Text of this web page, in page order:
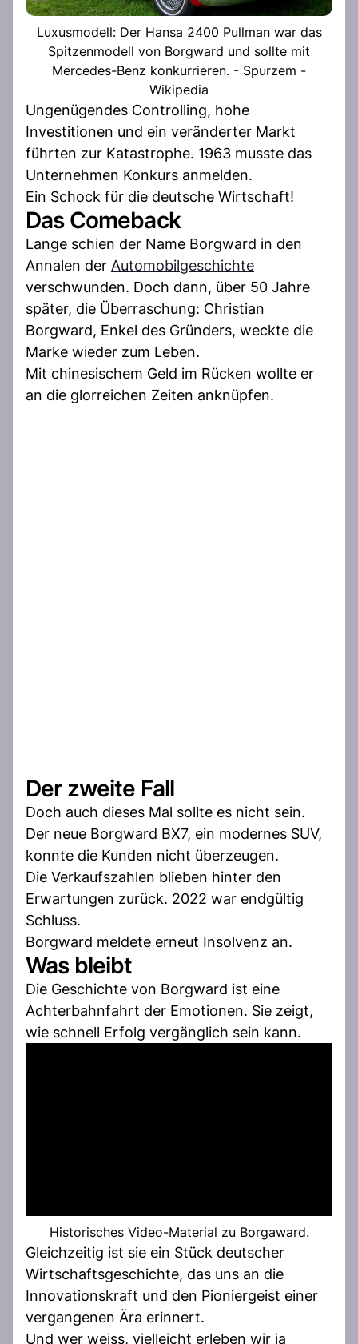
Luxusmodell: Der Hansa 2400 Pullman war das
Spitzenmodell von Borgward und sollte mit
Mercedes-Benz konkurrieren. - Spurzem -
Wikipedia
Ungenügendes Controlling, hohe
Investitionen und ein veränderter Markt
führten zur Katastrophe. 1963 musste das
Unternehmen Konkurs anmelden.
Ein Schock für die deutsche Wirtschaft!
Das Comeback
Lange schien der Name Borgward in den
Annalen der Automobilgeschichte
verschwunden. Doch dann, über 50 Jahre
später, die Überraschung: Christian
Borgward, Enkel des Gründers, weckte die
Marke wieder zum Leben.
Mit chinesischem Geld im Rücken wollte er
an die glorreichen Zeiten anknüpfen.
Der zweite Fall
Doch auch dieses Mal sollte es nicht sein.
Der neue Borgward BX7, ein modernes SUV,
konnte die Kunden nicht überzeugen.
Die Verkaufszahlen blieben hinter den
Erwartungen zurück. 2022 war endgültig
Schluss.
Borgward meldete erneut Insolvenz an.
Was bleibt
Die Geschichte von Borgward ist eine
Achterbahnfahrt der Emotionen. Sie zeigt,
wie schnell Erfolg vergänglich sein kann.
Historisches Video-Material zu Borgaward.
Gleichzeitig ist sie ein Stück deutscher
Wirtschaftsgeschichte, das uns an die
Innovationskraft und den Pioniergeist einer
vergangenen Ära erinnert.
Und wer weiss, vielleicht erleben wir ja